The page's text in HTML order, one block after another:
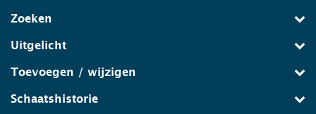
Zoeken
Uitgelicht
Toevoegen / wijzigen
Schaatshistorie